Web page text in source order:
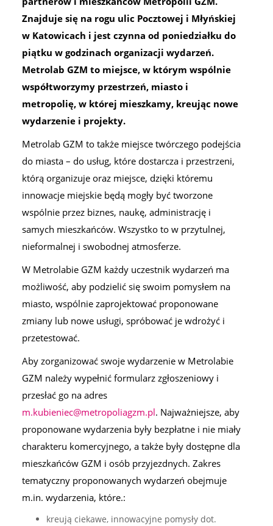
Znajduje się na rogu ulic Pocztowej i Młyńskiej
w Katowicach i jest czynna od poniedziałku do
piątku w godzinach organizacji wydarzeń.
Metrolab GZM to miejsce, w którym wspólnie
współtworzymy przestrzeń, miasto i
metropolię, w której mieszkamy, kreując nowe
wydarzenie i projekty.
Metrolab GZM to także miejsce twórczego podejścia
do miasta – do usług, które dostarcza i przestrzeni,
którą organizuje oraz miejsce, dzięki któremu
innowacje miejskie będą mogły być tworzone
wspólnie przez biznes, naukę, administrację i
samych mieszkańców. Wszystko to w przytulnej,
nieformalnej i swobodnej atmosferze.
W Metrolabie GZM każdy uczestnik wydarzeń ma
możliwość, aby podzielić się swoim pomysłem na
miasto, wspólnie zaprojektować proponowane
zmiany lub nowe usługi, spróbować je wdrożyć i
przetestować.
Aby zorganizować swoje wydarzenie w Metrolabie
GZM należy wypełnić formularz zgłoszeniowy i
przesłać go na adres
m.kubieniec@metropoliagzm.pl. Najważniejsze, aby
proponowane wydarzenia były bezpłatne i nie miały
charakteru komercyjnego, a także były dostępne dla
mieszkańców GZM i osób przyjezdnych. Zakres
tematyczny proponowanych wydarzeń obejmuje
m.in. wydarzenia, które.:
kreują ciekawe, innowacyjne pomysły dot.